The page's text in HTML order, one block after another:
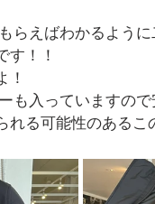
す！！
！
も入っていますの
れる可能性のある